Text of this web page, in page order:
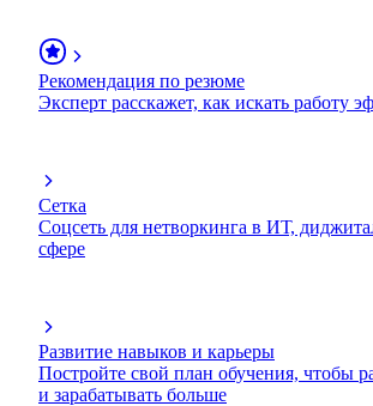
Рекомендация по резюме
Эксперт расскажет, как искать работу
Сетка
Соцсеть для нетворкинга в ИТ,
сфере
Развитие навыков и карьеры
Постройте свой план обучения, чтобы
и зарабатывать больше